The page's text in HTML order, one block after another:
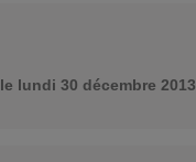
le lundi 30 décembre 2013